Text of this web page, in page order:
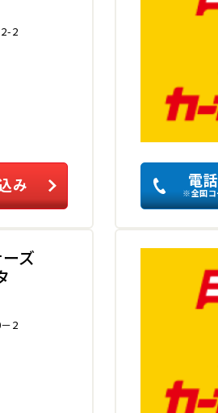
2
み 電
※全国コ
ーズ
2